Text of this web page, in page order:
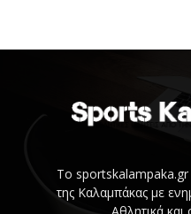
Το sportskalampaka.gr
της Καλαμπάκας με